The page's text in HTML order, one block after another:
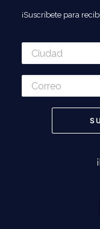
¡Suscríbete para